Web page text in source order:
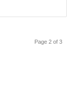
Page 2 of 3